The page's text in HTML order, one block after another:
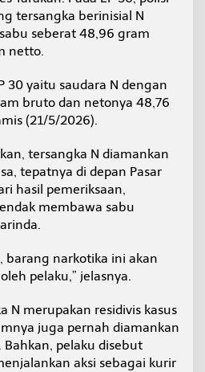
tersangka berinisial N
seberat 48,96 gram
netto.
30 yaitu saudara N dengan
bruto dan netonya 48,76
(21/5/2026).
tersangka N diamankan
tepatnya di depan Pasar
hasil pemeriksaan,
membawa sabu
barang narkotika ini akan
pelaku,” jelasnya.
N merupakan residivis kasus
juga pernah diamankan
Bahkan, pelaku disebut
aksi sebagai kurir